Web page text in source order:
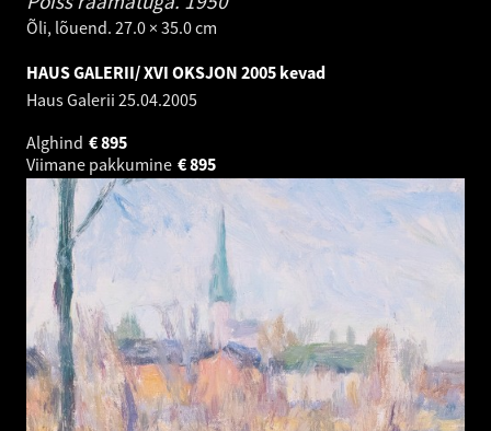
Õli, lõuend. 27.0 × 35.0 cm
HAUS GALERII/ XVI OKSJON 2005 kevad
Haus Galerii 25.04.2005
Alghind
895
€
Viimane pakkumine
895
€